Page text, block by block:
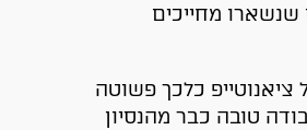
שנשארו מחייכים
ציאנוטייפ כלכך פשוטה
טובה כבר מהנסיון